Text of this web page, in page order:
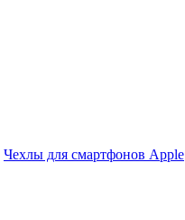
Чехлы для смартфонов Apple